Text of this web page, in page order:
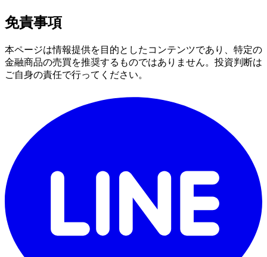
免責事項
本ページは情報提供を目的としたコンテンツであり、特定の
金融商品の売買を推奨するものではありません。投資判断は
ご自身の責任で行ってください。